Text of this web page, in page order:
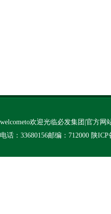
welcometo欢迎光临必发集团|官方
电话：33680156邮编：712000 陕ICP